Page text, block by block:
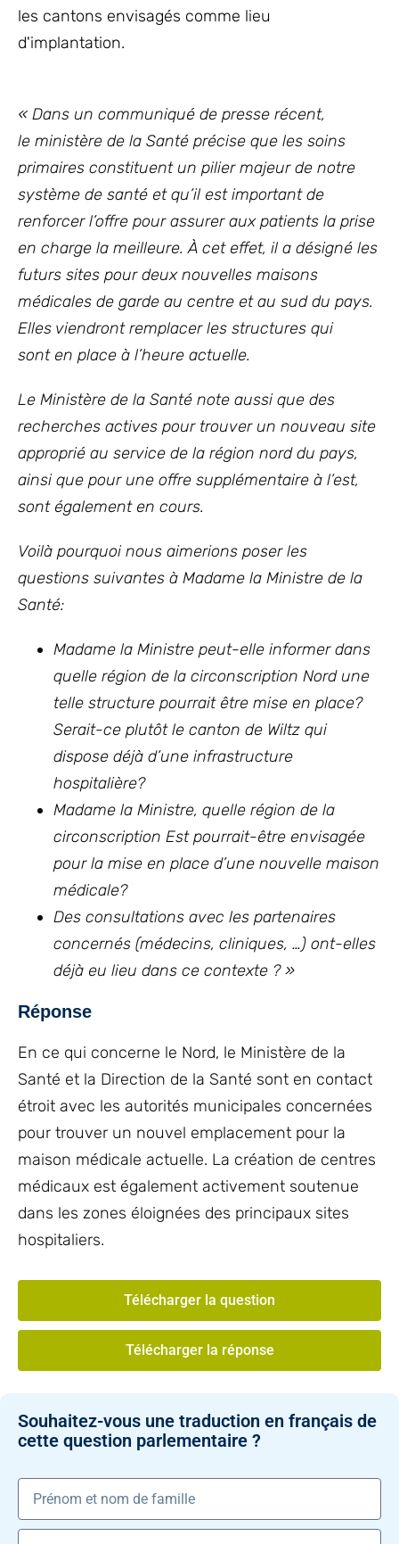
les cantons envisagés comme lieu
d'implantation.
« Dans un communiqué de presse récent,
le ministère de la Santé précise que les soins
primaires constituent un pilier majeur de notre
système de santé et qu’il est important de
renforcer l’offre pour assurer aux patients la prise
en charge la meilleure. À cet effet, il a désigné les
futurs sites pour deux nouvelles maisons
médicales de garde au centre et au sud du pays.
Elles viendront remplacer les structures qui
sont en place à l’heure actuelle.
Le Ministère de la Santé note aussi que des
recherches actives pour trouver un nouveau site
approprié au service de la région nord du pays,
ainsi que pour une offre supplémentaire à l’est,
sont également en cours.
Voilà pourquoi nous aimerions poser les
questions suivantes à Madame la Ministre de la
Santé:
Madame la Ministre peut-elle informer dans
quelle région de la circonscription Nord une
telle structure pourrait être mise en place?
Serait-ce plutôt le canton de Wiltz qui
dispose déjà d’une infrastructure
hospitalière?
Madame la Ministre, quelle région de la
circonscription Est pourrait-être envisagée
pour la mise en place d’une nouvelle maison
médicale?
Des consultations avec les partenaires
concernés (médecins, cliniques, …) ont-elles
déjà eu lieu dans ce contexte ? »
Réponse
En ce qui concerne le Nord, le Ministère de la
Santé et la Direction de la Santé sont en contact
étroit avec les autorités municipales concernées
pour trouver un nouvel emplacement pour la
maison médicale actuelle. La création de centres
médicaux est également activement soutenue
dans les zones éloignées des principaux sites
hospitaliers.
Télécharger la question
Télécharger la réponse
Souhaitez-vous une traduction en français de
cette question parlementaire ?